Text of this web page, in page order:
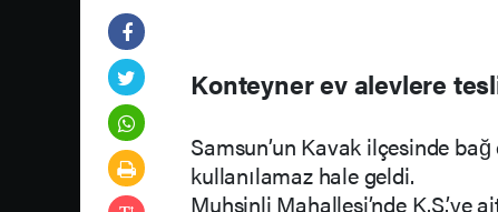
Konteyner ev alevlere
Samsun’un Kavak ilçesinde
kullanılamaz hale geldi.
Muhsinli Mahallesi’nde K.S.’ye